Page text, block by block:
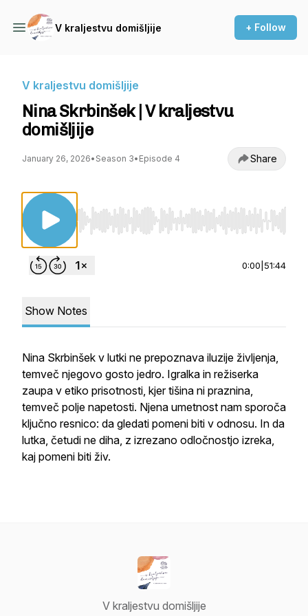
V kraljestvu domišljije + Follow
V kraljestvu domišljije
Nina Skrbinšek | V kraljestvu
domišljije
January 26, 2026• Season 3• Episode 4 Share
Use Left/Right to seek, Home/End to jump
0:00 51:44
Show Notes
Nina Skrbinšek v lutki ne prepoznava iluzije življenja,
temveč njegovo gosto jedro. Igralka in režiserka
zaupa v etiko prisotnosti, kjer tišina ni praznina,
temveč polje napetosti. Njena umetnost nam sporoča
ključno resnico: da gledati pomeni biti v odnosu. In da
lutka, četudi ne diha, z izrezano odločnostjo izreka,
kaj pomeni biti živ.
V kraljestvu domišljije